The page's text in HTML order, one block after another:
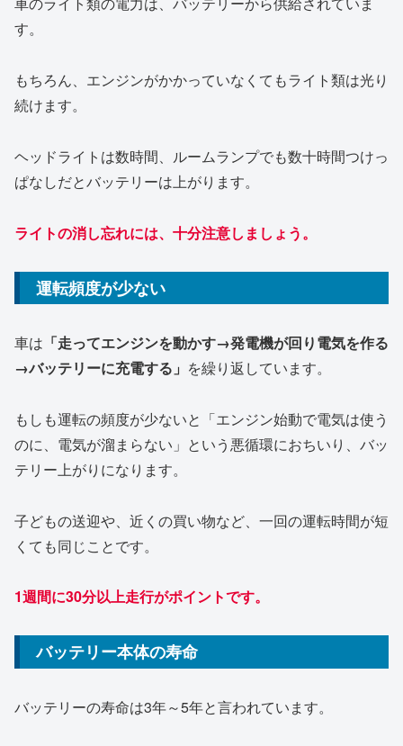
す。
もちろん、エンジンがかかっていなくてもライト類は光り
続けます。
ヘッドライトは数時間、ルームランプでも数十時間つけっ
ぱなしだとバッテリーは上がります。
ライトの消し忘れには、十分注意しましょう。
運転頻度が少ない
車は 「走ってエンジンを動かす→発電機が回り電気を作る
→バッテリーに充電する」 を繰り返しています。
もしも運転の頻度が少ないと「エンジン始動で電気は使う
のに、電気が溜まらない」という悪循環におちいり、バッ
テリー上がりになります。
子どもの送迎や、近くの買い物など、一回の運転時間が短
くても同じことです。
1週間に30分以上走行がポイントです。
バッテリー本体の寿命
バッテリーの寿命は3年～5年と言われています。